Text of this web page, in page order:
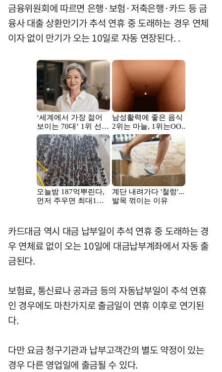
금융위원회에 따르면 은행·보험·저축은행·카드 등 금
융사 대출 상환만기가 추석 연휴 중 도래하는 경우 연체
이자 없이 만기가 오는 10일로 자동 연장된다. .
카드대금 역시 대금 납부일이 추석 연휴 중 도래하는 경
우 연체료 없이 오는 10일에 대금납부계좌에서 자동 출
금된다.
보험료, 통신료나 공과금 등의 자동납부일이 추석 연휴
인 경우에도 마찬가지로 출금일이 연휴 이후로 연기된
다.
다만 요금 청구기관과 납부고객간의 별도 약정이 있는
경우 다른 영업일에 출금될 수 있다.